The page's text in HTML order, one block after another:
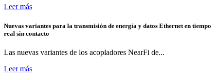
Leer más
Nuevas variantes para la transmisión de energía y datos Ethernet en tiempo
real sin contacto
Las nuevas variantes de los acopladores NearFi de...
Leer más